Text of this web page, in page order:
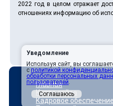
2022 год в целом отражает
отношениях информацию об
Главная
Карта сайта
Кадровое обеспечение
Уведомление
Используя сайт, вы
с политикой
обработки персональных
пользователей.
Соглашаюсь